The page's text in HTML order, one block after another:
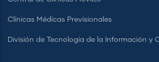
Clínicas Médicas Previsionales
División de Tecnología de la Información y